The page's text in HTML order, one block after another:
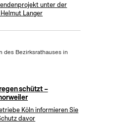
unter der
Langer
des Bezirksrathauses in
schützt –
Köln informieren Sie
davor